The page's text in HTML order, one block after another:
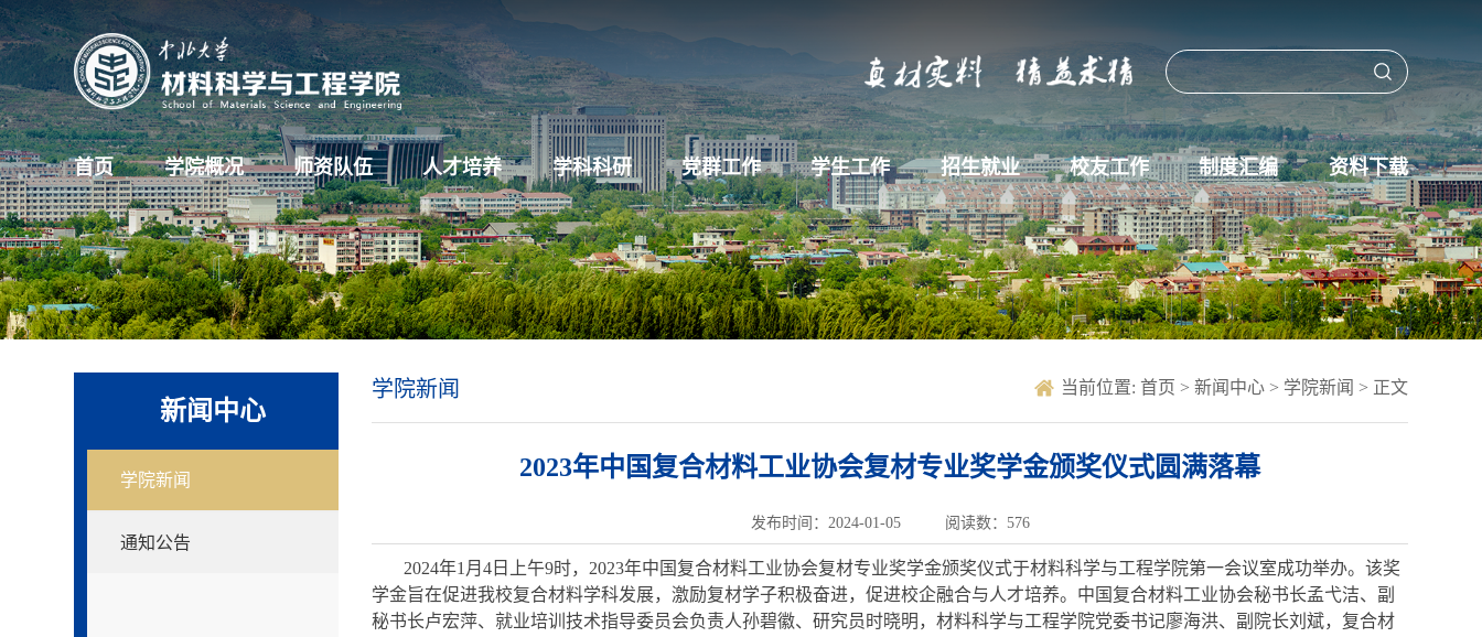
首页 学院概况 师资队伍 人才培养 学科科研 党群工作 学生工作 招生就业 校友工作 制度汇编 资料下载
新闻中心
学院新闻
通知公告
学院新闻 当前位置: 首页 > 新闻中心 > 学院新闻 > 正文
2023年中国复合材料工业协会复材专业奖学金颁奖仪式圆满落幕
发布时间：2024-01-05 阅读数： 576
2024年1月4日上午9时，2023年中国复合材料工业协会复材专业奖学金颁奖仪式于材料科学与工程学院第一会议室成功举办。该奖
学金旨在促进我校复合材料学科发展，激励复材学子积极奋进，促进校企融合与人才培养。中国复合材料工业协会秘书长孟弋洁、副
秘书长卢宏萍、就业培训技术指导委员会负责人孙碧徽、研究员时晓明，材料科学与工程学院党委书记廖海洪、副院长刘斌，复合材